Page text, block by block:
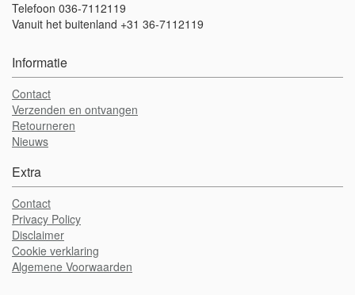
Telefoon 036-7112119
Vanuit het buitenland +31 36-7112119
Informatie
Contact
Verzenden en ontvangen
Retourneren
Nieuws
Extra
Contact
Privacy Policy
Disclaimer
Cookie verklaring
Algemene Voorwaarden